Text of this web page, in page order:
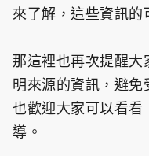
來了解，這些資訊的
那這裡也再次提醒大
明來源的資訊，避免
也歡迎大家可以看看
導。